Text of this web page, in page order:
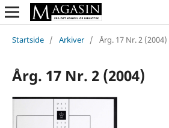
Startside / Arkiver / Årg. 17 Nr. 2 (2004)
Årg. 17 Nr. 2 (2004)